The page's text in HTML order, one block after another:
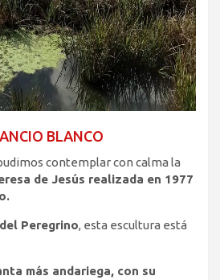
BLANCO
contemplar con calma la
de Jesús realizada en 1977
Peregrino, esta escultura está
más andariega, con su